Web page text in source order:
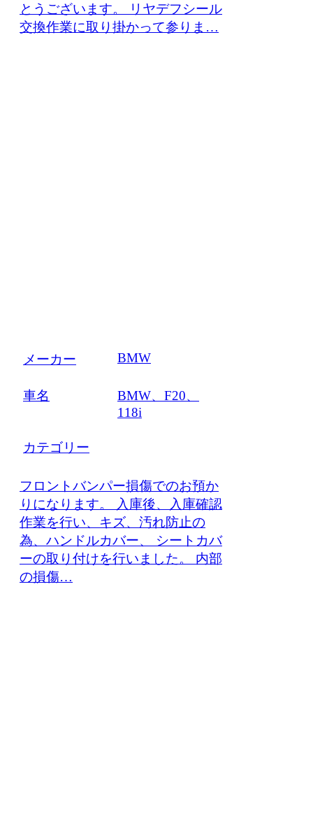
とうございます。 リヤデフシール
交換作業に取り掛かって参りま…
メーカー BMW
車名
BMW、F20、
118i
カテゴリー
フロントバンパー損傷でのお預か
りになります。 入庫後、入庫確認
作業を行い、キズ、汚れ防止の
為、ハンドルカバー、 シートカバ
ーの取り付けを行いました。 内部
の損傷…